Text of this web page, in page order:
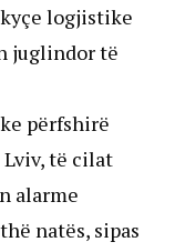
logjistike
juglindor të
përfshirë
të cilat
alarme
natës, sipas